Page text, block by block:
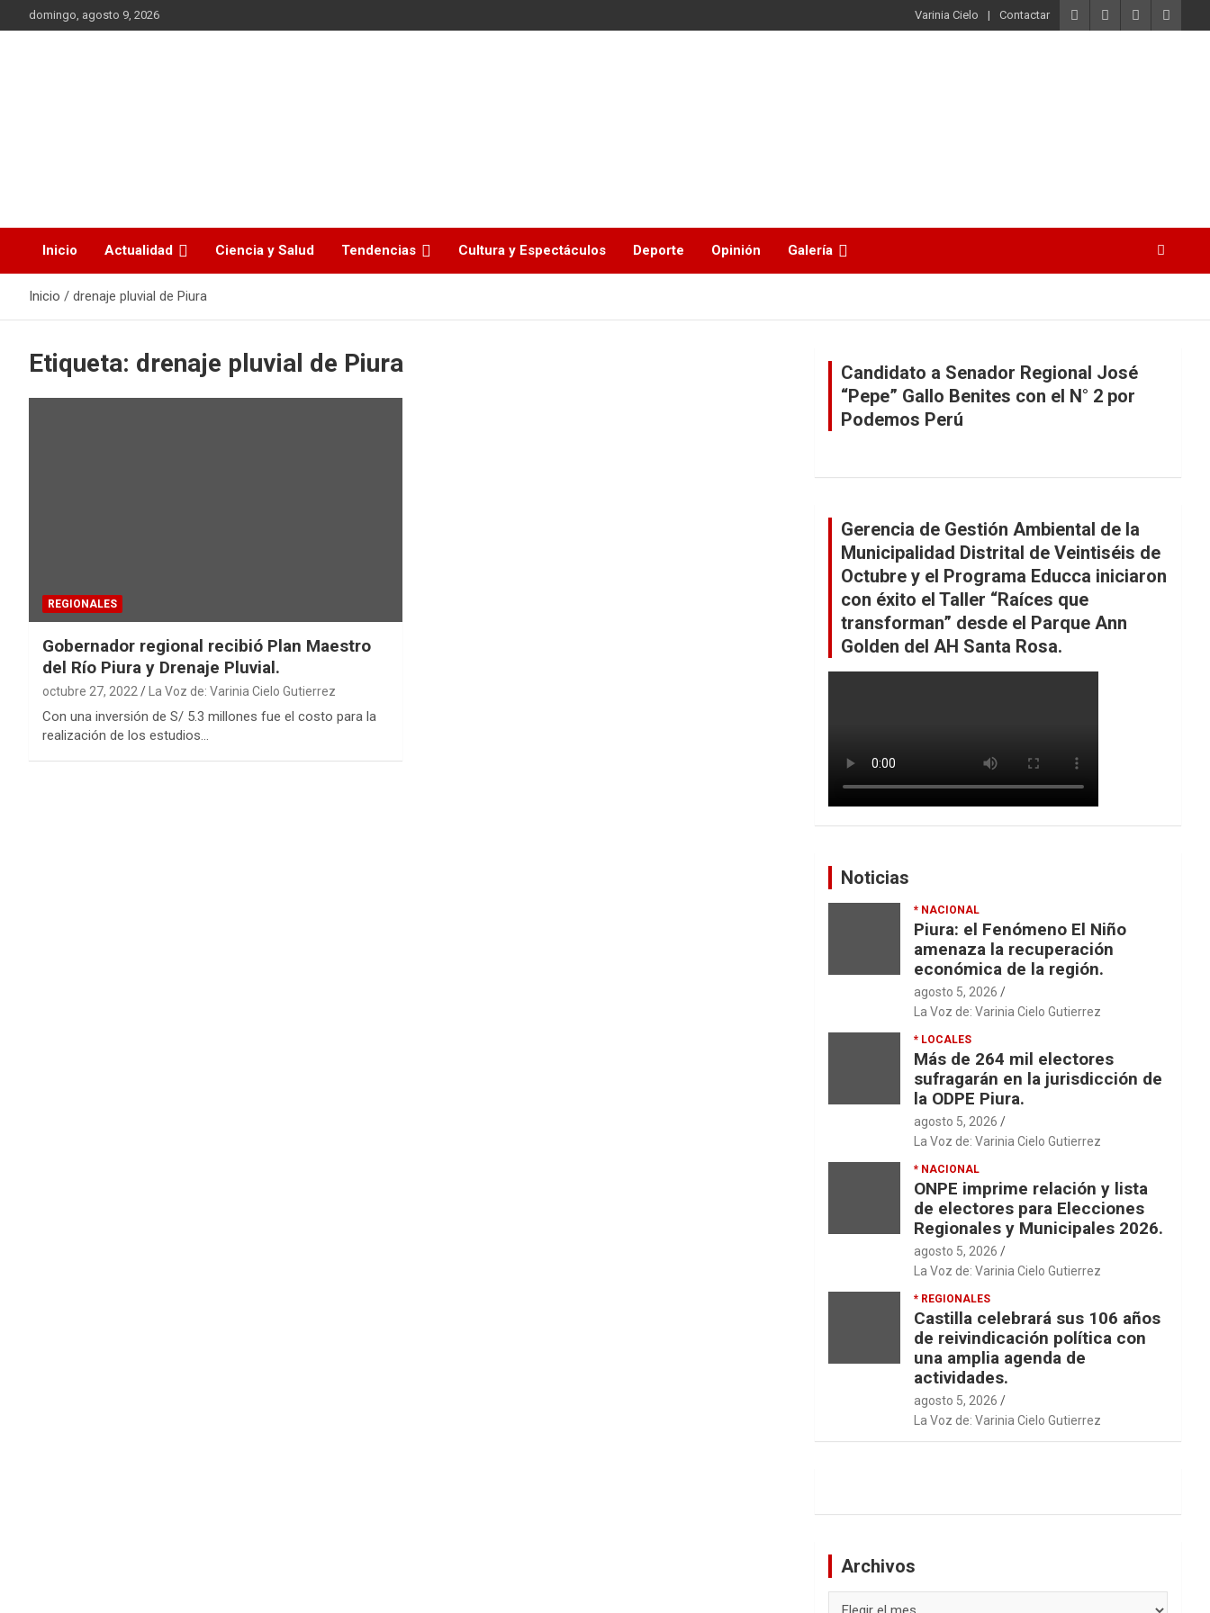
al
domingo, agosto 9, 2026 Varinia Cielo Contactar
Inicio Actualidad Ciencia y Salud Tendencias Cultura y Espectáculos Deporte Opinión Galería
Inicio drenaje pluvial de Piura
Etiqueta: drenaje pluvial de Piura
REGIONALES
Gobernador regional recibió Plan Maestro
del Río Piura y Drenaje Pluvial.
octubre 27, 2022 La Voz de: Varinia Cielo Gutierrez
Con una inversión de S/ 5.3 millones fue el costo para la
realización de los estudios…
Candidato a Senador Regional José
“Pepe” Gallo Benites con el N° 2 por
Podemos Perú
Gerencia de Gestión Ambiental de la
Municipalidad Distrital de Veintiséis de
Octubre y el Programa Educca iniciaron
con éxito el Taller “Raíces que
transforman” desde el Parque Ann
Golden del AH Santa Rosa.
Noticias
* NACIONAL
Piura: el Fenómeno El Niño
amenaza la recuperación
económica de la región.
agosto 5, 2026
La Voz de: Varinia Cielo Gutierrez
* LOCALES
Más de 264 mil electores
sufragarán en la jurisdicción de
la ODPE Piura.
agosto 5, 2026
La Voz de: Varinia Cielo Gutierrez
* NACIONAL
ONPE imprime relación y lista
de electores para Elecciones
Regionales y Municipales 2026.
agosto 5, 2026
La Voz de: Varinia Cielo Gutierrez
* REGIONALES
Castilla celebrará sus 106 años
de reivindicación política con
una amplia agenda de
actividades.
agosto 5, 2026
La Voz de: Varinia Cielo Gutierrez
Archivos